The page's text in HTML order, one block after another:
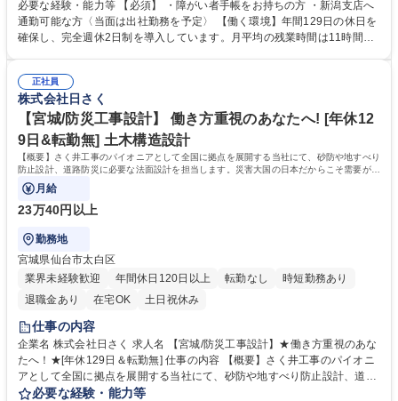
ータに出力。 ・データ入力業務 ・ファイルの整理業務等。その他、本人
の適性に応じてお仕事をお任せいたします。 （※変更の範囲：会社の定め
る業務） 募集職種 【新潟/データ入力・事務】障がい者手帳をお持ちの方/
必要な経験・能力等 【必須】 ・障がい者手帳をお持ちの方 ・新潟支店へ
通勤可能な方〈当面は出社勤務を予定〉 【働く環境】年間129日の休日を
確保し、完全週休2日制を導入しています。月平均の残業時間は11時間と
ています。 学歴・資格 学歴：大学院 大学 高専 短大 専修学校 高校 語学
力： 資格：
正社員
株式会社日さく
【宮城/防災工事設計】 働き方重視のあなたへ! [年休12
9日&転勤無] 土木構造設計
【概要】さく井工事のパイオニアとして全国に拠点を展開する当社にて、砂防や地すべり
防止設計、道路防災に必要な法面設計を担当します。災害大国の日本だからこそ需要が途
切れず100年以上の歴史を築いています。
月給
23万40円以上
勤務地
宮城県仙台市太白区
業界未経験歓迎
年間休日120日以上 転勤なし
時短勤務あり
退職金あり
在宅OK 土日祝休み
仕事の内容
企業名 株式会社日さく 求人名 【宮城/防災工事設計】★働き方重視のあな
たへ！★[年休129日＆転勤無] 仕事の内容 【概要】さく井工事のパイオニ
アとして全国に拠点を展開する当社にて、砂防や地すべり防止設計、道路
防災に必要な法面設計を担当します。災害大国の日本だからこそ需要が途
必要な経験・能力等